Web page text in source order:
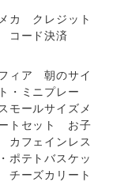
カ クレジット
ード決済
ィア 朝のサイ
・ミニプレー
ールサイズメ
トセット お子
フェインレス
ポテトバスケッ
ーズカリート